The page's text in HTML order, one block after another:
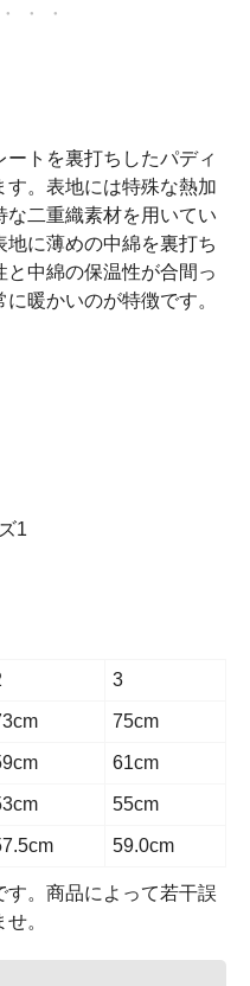
トを裏打ちしたパディ
す。表地には特殊な熱加
な二重織素材を用いてい
地に薄めの中綿を裏打ち
と中綿の保温性が合間っ
暖かいのが特徴です。
1
3
75cm
61cm
55cm
59.0cm
。商品によって若干誤
。